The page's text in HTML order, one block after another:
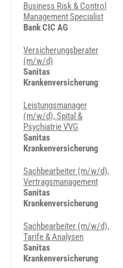
Business Risk & Control
Management Specialist
Bank CIC AG
Versicherungsberater
(m/w/d)
Sanitas
Krankenversicherung
Leistungsmanager
(m/w/d), Spital &
Psychiatrie VVG
Sanitas
Krankenversicherung
Sachbearbeiter (m/w/d),
Vertragsmanagement
Sanitas
Krankenversicherung
Sachbearbeiter (m/w/d),
Tarife & Analysen
Sanitas
Krankenversicherung